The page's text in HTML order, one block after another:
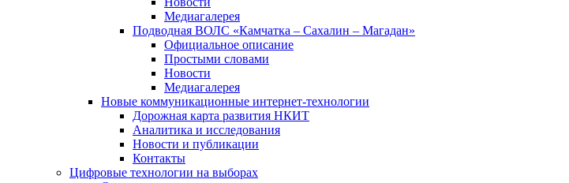
Медиагалерея
Подводная ВОЛС «Камчатка – Сахалин – Магадан»
Официальное описание
Простыми словами
Новости
Медиагалерея
Новые коммуникационные интернет-технологии
Дорожная карта развития НКИТ
Аналитика и исследования
Новости и публикации
Контакты
Цифровые технологии на выборах